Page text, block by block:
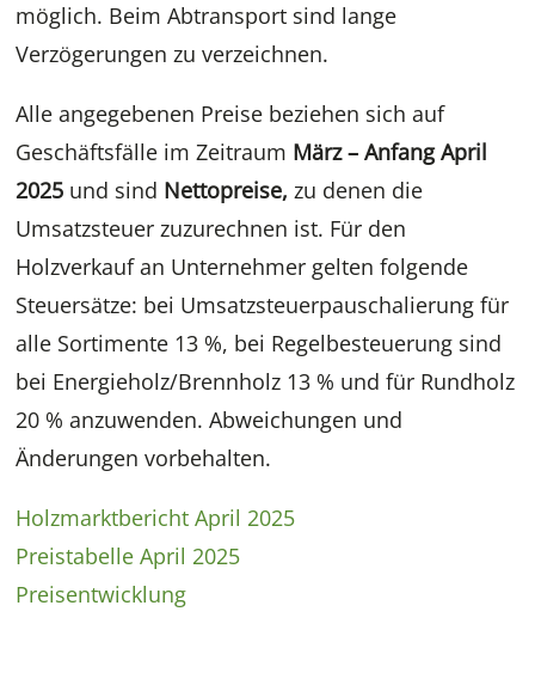
möglich. Beim Abtransport sind lange
Verzögerungen zu verzeichnen.
Alle angegebenen Preise beziehen sich auf
Geschäftsfälle im Zeitraum März – Anfang April
2025 und sind Nettopreise,zu denen die
Umsatzsteuer zuzurechnen ist. Für den
Holzverkauf an Unternehmer gelten folgende
Steuersätze: bei Umsatzsteuerpauschalierung für
alle Sortimente 13 %, bei Regelbesteuerung sind
bei Energieholz/Brennholz 13 % und für Rundholz
20 % anzuwenden. Abweichungen und
Änderungen vorbehalten.
Holzmarktbericht April 2025
Preistabelle April 2025
Preisentwicklung